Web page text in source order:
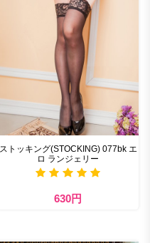
ストッキング(STOCKING) 077bk エ
ロ ランジェリー
630円